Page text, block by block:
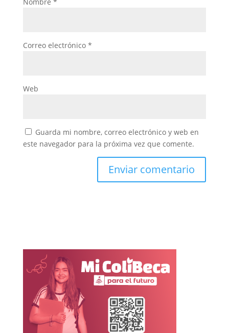
Correo electrónico *
Web
Guarda mi nombre, correo electrónico y web en
este navegador para la próxima vez que comente.